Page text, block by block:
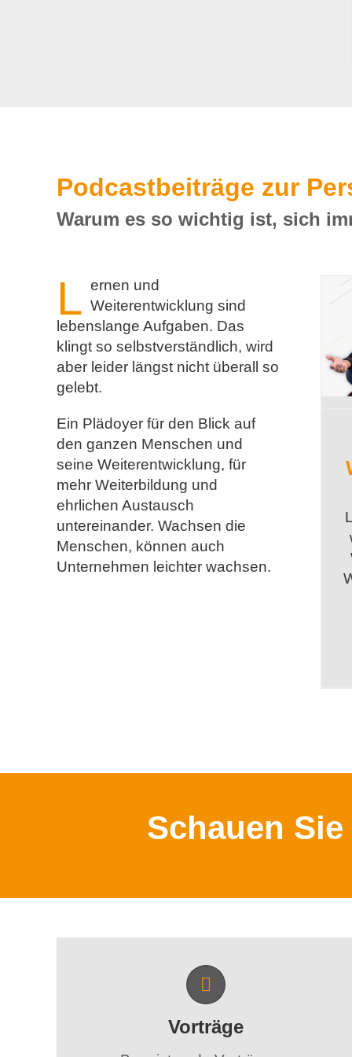
Podcastbeiträge zur
Warum es so wichtig ist, sich
L ernen und
Weiterentwicklung sind
lebenslange Aufgaben. Das
klingt so selbstverständlich, wird
aber leider längst nicht überall so
gelebt.
Ein Plädoyer für den Blick auf
den ganzen Menschen und
seine Weiterentwicklung, für
mehr Weiterbildung und
ehrlichen Austausch
untereinander. Wachsen die
Menschen, können auch
Unternehmen leichter wachsen.
Schauen
Vorträge